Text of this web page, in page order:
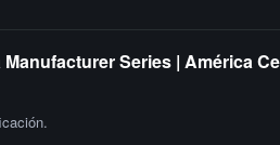
Series | América